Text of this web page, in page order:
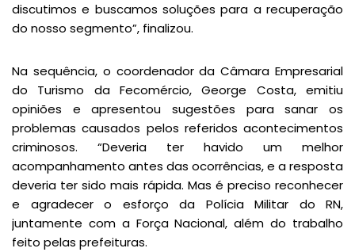
discutimos e buscamos soluções para a recuperação
do nosso segmento”, finalizou.
Na sequência, o coordenador da Câmara Empresarial
do Turismo da Fecomércio, George Costa, emitiu
opiniões e apresentou sugestões para sanar os
problemas causados pelos referidos acontecimentos
criminosos. “Deveria ter havido um melhor
acompanhamento antes das ocorrências, e a resposta
deveria ter sido mais rápida. Mas é preciso reconhecer
e agradecer o esforço da Polícia Militar do RN,
juntamente com a Força Nacional, além do trabalho
feito pelas prefeituras.